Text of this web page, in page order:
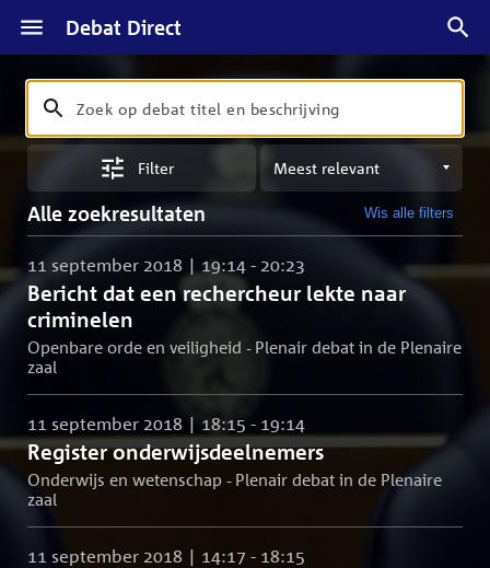
Debat Direct
Zoeken
Zoek
op
en
beschrijving
Filter
Sorteren
op
meest
Alle zoekresultaten Wis alle filters
Bericht dat een rechercheur lekte naar
criminelen
11 september 2018 | 19:14 - 20:23
Openbare orde en veiligheid - Plenair debat in de Plenaire
zaal
Register onderwijsdeelnemers
11 september 2018 | 18:15 - 19:14
Onderwijs en wetenschap - Plenair debat in de Plenaire
zaal
11 september 2018 | 14:17 - 18:15